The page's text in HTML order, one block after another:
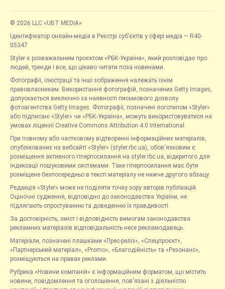
© 2026 LLC «UBT MEDIA»
Ідентифікатор онлайн-медіа в Реєстрі суб’єктів у сфері медіа — R40-
05347
Styler є розважальним проєктом «РБК-Україна», який розповідає про
людей, тренди і все, що цікаво читати поза новинами.
Фотографії, ілюстрації та інші зображення належать їхнім
правовласникам. Використання фотографій, позначених Getty Images,
допускається виключно за наявності письмового дозволу
фотоагентства Getty Images. Фотографії, позначені логотипом «Styler»
або підписані «Styler» чи «РБК-Україна», можуть використовуватися на
умовах ліцензії Creative Commons Attribution 4.0 International.
При повному або частковому відтворенні інформаційних матеріалів,
опублікованих на вебсайті «Styler» (styler.rbc.ua), обов'язковим є
розміщення активного гіперпосилання на styler.rbc.ua, відкритого для
індексації пошуковими системами. Таке гіперпосилання має бути
розміщене безпосередньо в тексті матеріалу не нижче другого абзацу.
Редакція «Styler» може не поділяти точку зору авторів публікацій.
Оціночні судження, відповідно до законодавства України, не
підлягають спростуванню та доведенню їх правдивості.
За достовірність, зміст і відповідність вимогам законодавства
рекламних матеріалів відповідальність несе рекламодавець.
Матеріали, позначені плашками «Прес-реліз», «Спецпроєкт»,
«Партнерський матеріал», «Promo», «Благодійність» та «Резонанс»,
розміщуються на правах реклами.
Рубрика «Новини компаній» є інформаційним форматом, що містить
новини, повідомлення та оголошення, пов'язані з діяльністю